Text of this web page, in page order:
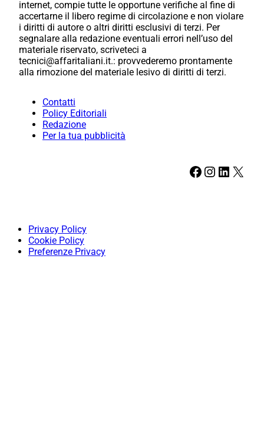
internet, compie tutte le opportune verifiche al fine di
accertarne il libero regime di circolazione e non violare
i diritti di autore o altri diritti esclusivi di terzi. Per
segnalare alla redazione eventuali errori nell’uso del
materiale riservato, scriveteci a
tecnici@affaritaliani.it.: provvederemo prontamente
alla rimozione del materiale lesivo di diritti di terzi.
Contatti
Policy Editoriali
Redazione
Per la tua pubblicità
Facebook Instagram LinkedIn X
Privacy Policy
Cookie Policy
Preferenze Privacy